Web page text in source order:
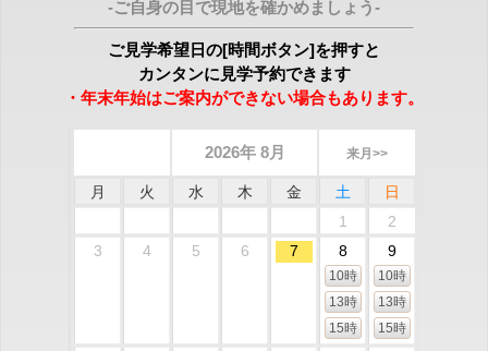
-ご自身の目で現地を確かめましょう-
ご見学希望日の[時間ボタン]を押すと
カンタンに見学予約できます
・年末年始はご案内ができない場合もあります。
2026年 8月 来月>>
月 火 水 木 金 土
日
1
2
3
4 5 6 7 8
10時
13時
15時
9
10時
13時
15時